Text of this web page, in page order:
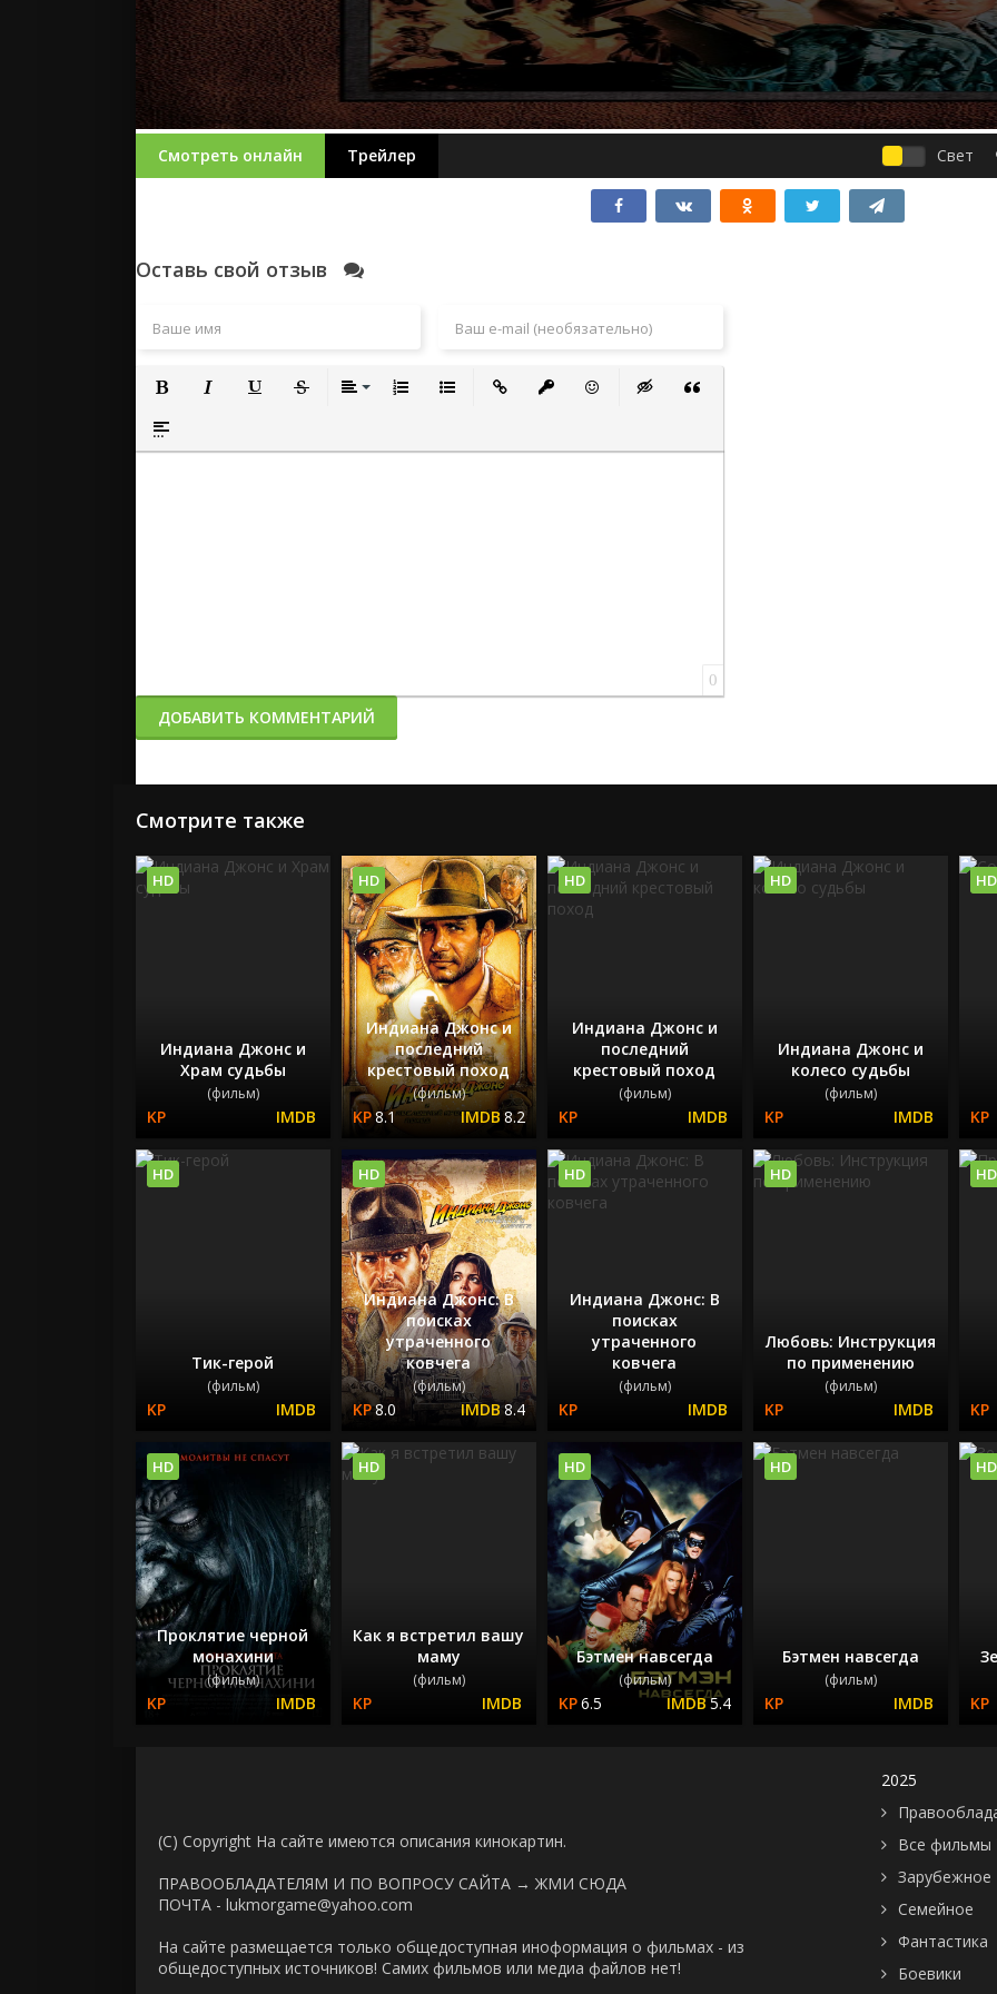
Смотреть онлайн Трейлер Свет
Оставь свой отзыв
Полужирный
Вставка спойлера
0
ДОБАВИТЬ КОММЕНТАРИЙ
Смотрите также
Индиана Джонс и
Храм судьбы
(фильм)
HD
Индиана Джонс и
последний
крестовый поход
(фильм)
8.1 8.2
HD
Индиана Джонс и
последний
крестовый поход
(фильм)
HD
Индиана Джонс и
колесо судьбы
(фильм)
HD HD
Тик-герой
(фильм)
HD
Индиана Джонс: В
поисках
утраченного
ковчега
(фильм)
8.0 8.4
HD
Индиана Джонс: В
поисках
утраченного
ковчега
(фильм)
HD
Любовь: Инструкция
по применению
(фильм)
HD HD
Проклятие черной
монахини
(фильм)
HD
Как я встретил вашу
маму
(фильм)
HD
Бэтмен навсегда
(фильм)
6.5 5.4
HD
Бэтмен навсегда
(фильм)
HD HD
(C) Copyright На сайте имеются описания кинокартин.
ПРАВООБЛАДАТЕЛЯМ И ПО ВОПРОСУ САЙТА → ЖМИ СЮДА
ПОЧТА - lukmorgame@yahoo.com
На сайте размещается только общедоступная иноформация о фильмах - из
общедоступных источников! Самих фильмов или медиа файлов нет!
2025
Все фильмы
Зарубежное
Семейное
Фантастика
Боевики